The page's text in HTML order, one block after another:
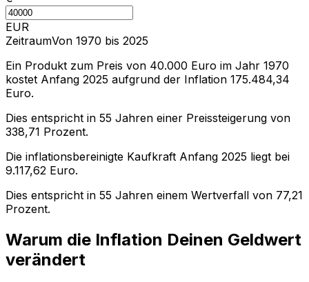
EUR
ZeitraumVon 1970 bis 2025
Ein Produkt zum Preis von 40.000 Euro im Jahr 1970
kostet Anfang 2025 aufgrund der Inflation 175.484,34
Euro.
Dies entspricht in 55 Jahren einer Preissteigerung von
338,71 Prozent.
Die inflationsbereinigte Kaufkraft Anfang 2025 liegt bei
9.117,62 Euro.
Dies entspricht in 55 Jahren einem Wertverfall von 77,21
Prozent.
Warum die Inflation Deinen Geldwert
verändert